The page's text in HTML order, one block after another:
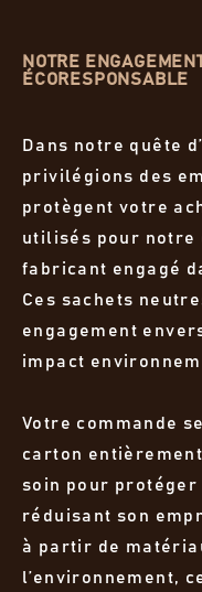
NOTRE
ÉCORESPONSABLE
Dans notre quête
privilégions des
protègent votre
utilisés pour notre
fabricant engagé
Ces sachets
engagement
impact
Votre commande
carton
soin pour
réduisant son
à partir de
l’environnement,